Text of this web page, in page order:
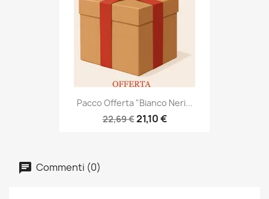
Pacco Offerta "Bianco Neri...
22,69 €21,10 €
Commenti (0)